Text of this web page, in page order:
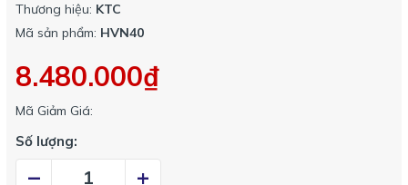
Thương hiệu: KTC
Mã sản phẩm: HVN40
8.480.000₫
Mã Giảm Giá:
Số lượng:
– +